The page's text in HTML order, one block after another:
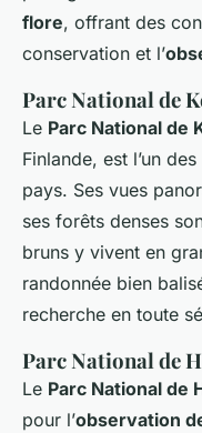
flore, offrant des
conservation et l’
Parc National de
Le Parc National de
Finlande, est l’un
pays. Ses vues
ses forêts denses
bruns y vivent en
randonnée bien
recherche en toute
Parc National de
Le Parc National de
pour l’observation